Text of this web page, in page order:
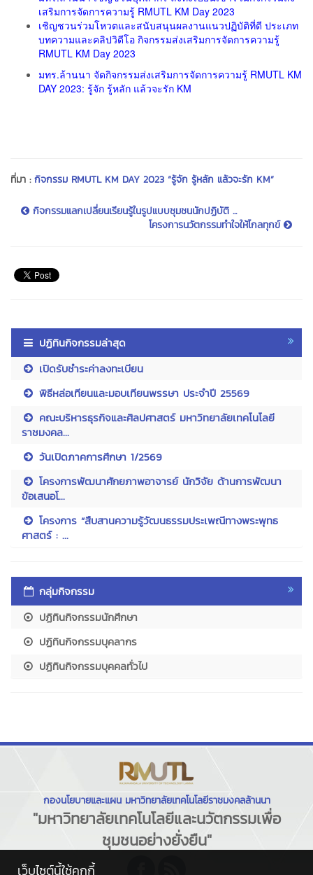
เสริมการจัดการความรู้ RMUTL KM Day 2023
เชิญชวนร่วมโหวตและสนับสนุนผลงานแนวปฏิบัติที่ดี ประเภท
บทความและคลิปวิดีโอ กิจกรรมส่งเสริมการจัดการความรู้
RMUTL KM Day 2023
มทร.ล้านนา จัดกิจกรรมส่งเสริมการจัดการความรู้ RMUTL KM
DAY 2023: รู้จัก รู้หลัก แล้วจะรัก KM
ที่มา :กิจกรรม RMUTL KM DAY 2023 “รู้จัก รู้หลัก แล้วจะรัก KM”
กิจกรรมแลกเปลี่ยนเรียนรู้ในรูปแบบชุมชนนักปฏิบัติ ...
โครงการนวัตกรรมทำใจให้ไกลทุกข์
ปฏิทินกิจกรรมล่าสุด
เปิดรับชำระค่าลงทะเบียน
พิธีหล่อเทียนและมอบเทียนพรรษา ประจำปี 25569
คณะบริหารธุรกิจและศิลปศาสตร์ มหาวิทยาลัยเทคโนโลยี
ราชมงคล...
วันเปิดภาคการศึกษา 1/2569
โครงการพัฒนาศักยภาพอาจารย์ นักวิจัย ด้านการพัฒนา
ข้อเสนอโ...
โครงการ “สืบสานความรู้วัฒนธรรมประเพณีทางพระพุทธ
ศาสตร์ : ...
กลุ่มกิจกรรม
ปฏิทินกิจกรรมนักศึกษา
ปฏิทินกิจกรรมบุคลากร
ปฏิทินกิจกรรมบุคคลทั่วไป
กองนโยบายและแผน มหาวิทยาลัยเทคโนโลยีราชมงคลล้านนา
"มหาวิทยาลัยเทคโนโลยีและนวัตกรรมเพื่อ
ชุมชนอย่างยั่งยืน"
เว็บไซต์นี้ใช้คุกกี้